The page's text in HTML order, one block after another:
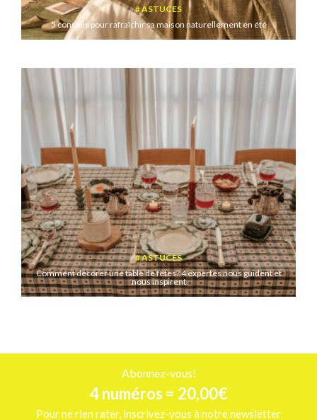
ASTUCES
5 conseils pour rafraîchir sa maison naturellement en été
ASTUCES
Comment décorer une table de fêtes? 4 expertes nous guident et
nous inspirent
Abonnez-vous!
4 numéros = 20,00€
Pour ne rien rater, inscrivez-vous à notre newsletter